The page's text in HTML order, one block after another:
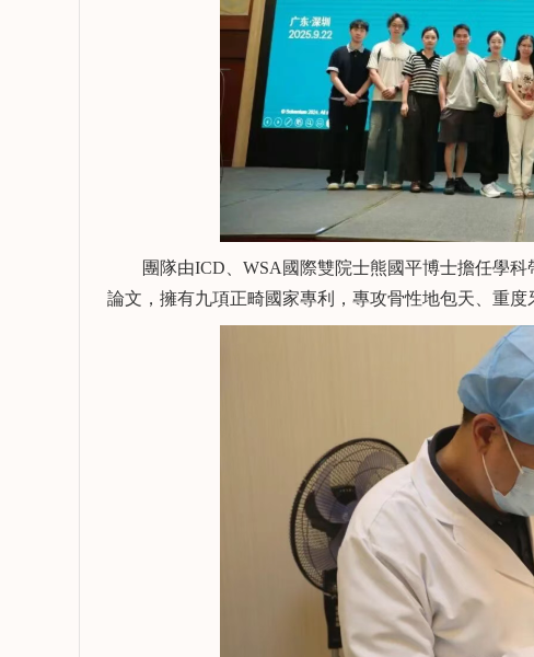
團隊由ICD、WSA國際雙院士熊國平博士擔任學科
論文，擁有九項正畸國家專利，專攻骨性地包天、重度
顯微根管治療
修複、微創及
植、複雜智齒
牙齒的固定和
向Ta提問